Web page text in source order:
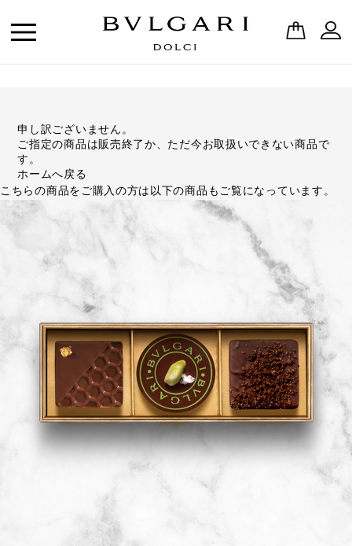
申し訳ございません。
ご指定の商品は販売終了か、ただ今お取扱いできない商品で
す。
ホームへ戻る
こちらの商品をご購入の方は以下の商品もご覧になっています。